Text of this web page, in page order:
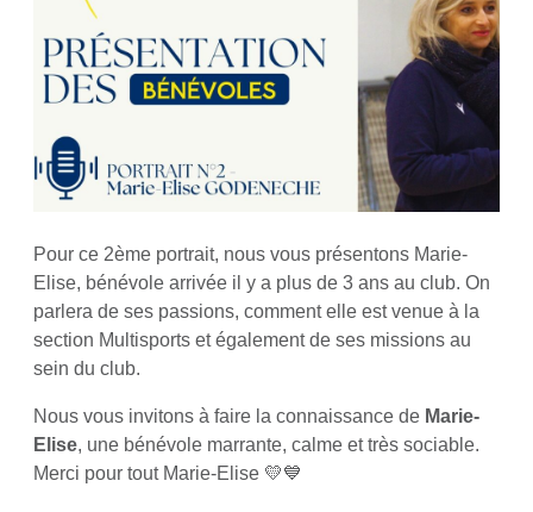
Pour ce 2ème portrait, nous vous présentons Marie-
Elise, bénévole arrivée il y a plus de 3 ans au club. On
parlera de ses passions, comment elle est venue à la
section Multisports et également de ses missions au
sein du club.
Nous vous invitons à faire la connaissance de Marie-
Elise, une bénévole marrante, calme et très sociable.
Merci pour tout Marie-Elise 💛💙